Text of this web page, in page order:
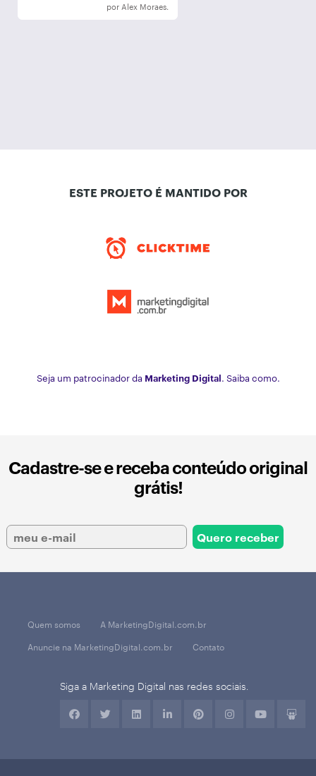
por Alex Moraes.
ESTE PROJETO É MANTIDO POR
Seja um patrocinador da Marketing Digital. Saiba como.
Cadastre-se e receba conteúdo original
grátis!
Quem somos
A MarketingDigital.com.br
Anuncie na MarketingDigital.com.br
Contato
Siga a Marketing Digital nas redes sociais.